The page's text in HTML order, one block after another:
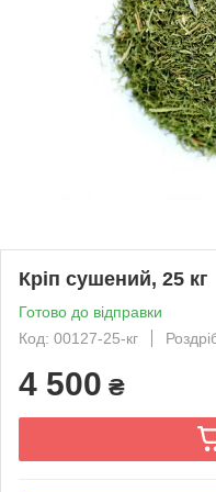
Кріп сушений, 25 кг
Готово до відправки
Код: 00127-25-кг
4 500 ₴